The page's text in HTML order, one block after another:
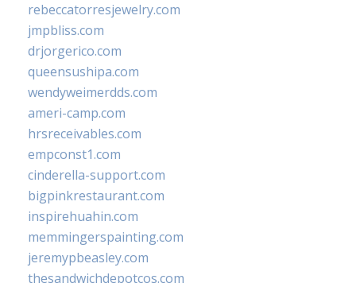
rebeccatorresjewelry.com
jmpbliss.com
drjorgerico.com
queensushipa.com
wendyweimerdds.com
ameri-camp.com
hrsreceivables.com
empconst1.com
cinderella-support.com
bigpinkrestaurant.com
inspirehuahin.com
memmingerspainting.com
jeremypbeasley.com
thesandwichdepotcos.com